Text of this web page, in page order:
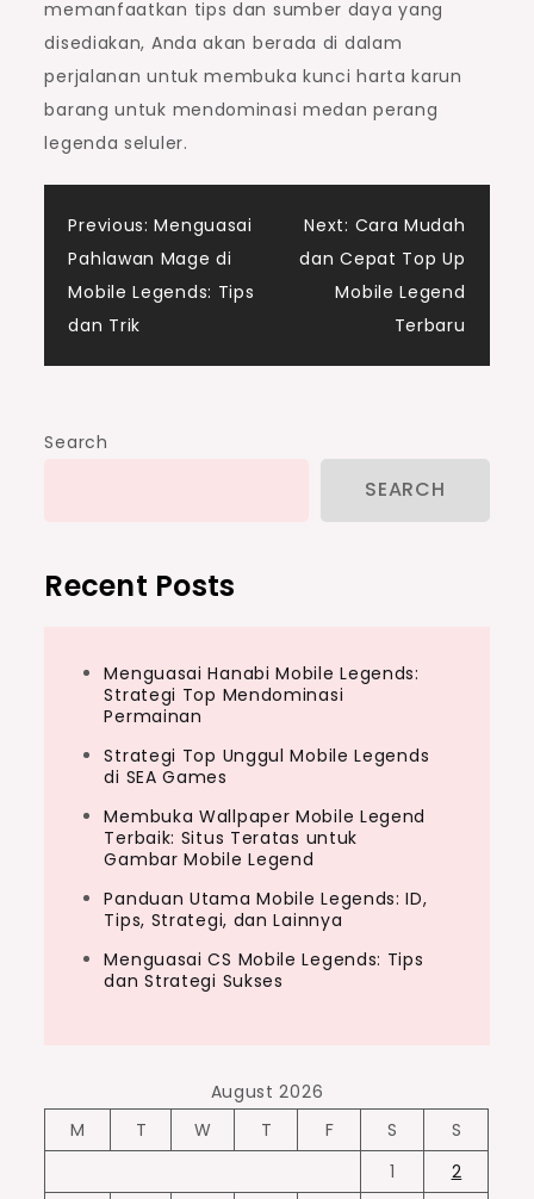
memanfaatkan tips dan sumber daya yang
disediakan, Anda akan berada di dalam
perjalanan untuk membuka kunci harta karun
barang untuk mendominasi medan perang
legenda seluler.
Post
navigation
Previous: Menguasai
Pahlawan Mage di
Mobile Legends: Tips
dan Trik
Next: Cara Mudah
dan Cepat Top Up
Mobile Legend
Terbaru
Search
SEARCH
Recent Posts
Menguasai Hanabi Mobile Legends:
Strategi Top Mendominasi
Permainan
Strategi Top Unggul Mobile Legends
di SEA Games
Membuka Wallpaper Mobile Legend
Terbaik: Situs Teratas untuk
Gambar Mobile Legend
Panduan Utama Mobile Legends: ID,
Tips, Strategi, dan Lainnya
Menguasai CS Mobile Legends: Tips
dan Strategi Sukses
August 2026
M
T W T F S
S
1
2